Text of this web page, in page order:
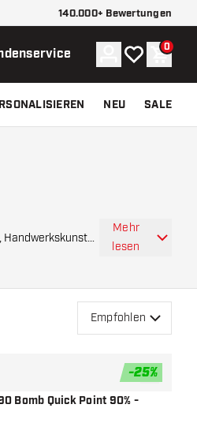
140.000+ Bewertungen
Konto
Meine 0
NEU SALE
Mehr
lesen
Empfohlen
-25%
Bomb Quick Point 90% -
Zur